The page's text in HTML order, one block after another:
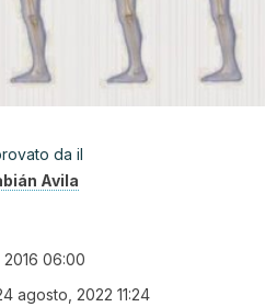
da il
Avila
06:00
agosto, 2022 11:24